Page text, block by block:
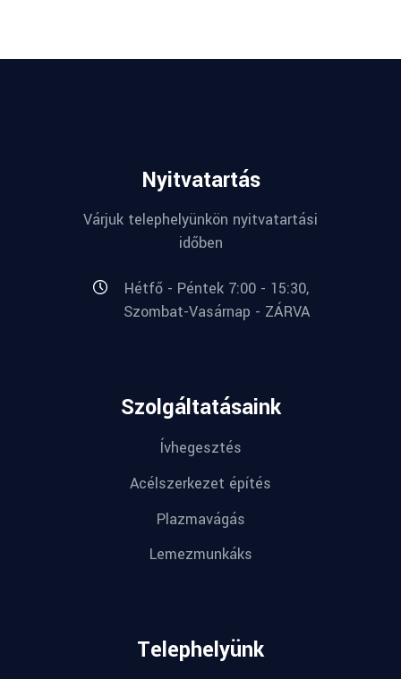
Nyitvatartás
Várjuk telephelyünkön nyitvatartási
időben
Hétfő - Péntek 7:00 - 15:30,
Szombat-Vasárnap - ZÁRVA
Szolgáltatásaink
Ívhegesztés
Acélszerkezet építés
Plazmavágás
Lemezmunkáks
Telephelyünk